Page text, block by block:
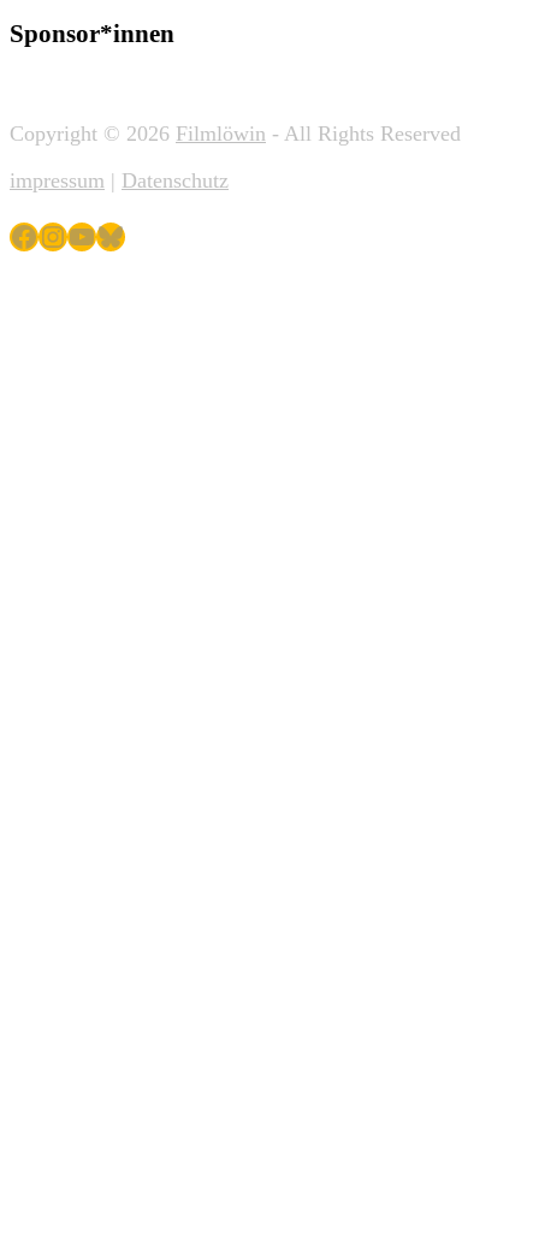
Sponsor*innen
Copyright © 2026 Filmlöwin - All Rights Reserved
impressum | Datenschutz
Facebook
Instagram
YouTube
Bluesky